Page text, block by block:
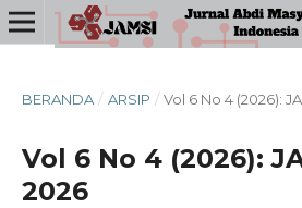
BERANDA / ARSIP / Vol 6 No 4 (2026):
Vol 6 No 4 (2026):
2026